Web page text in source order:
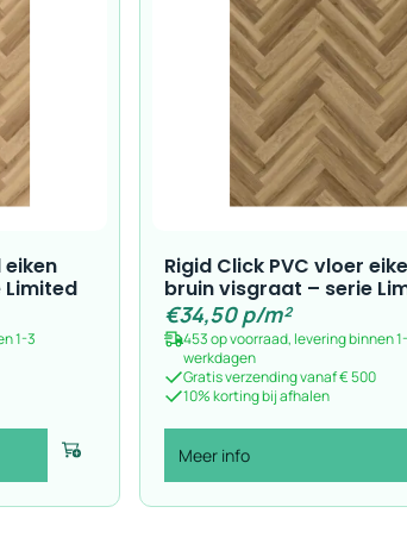
eiken
1-3
Voeg toe
Rigid Click PVC vloer
bruin visgraat – serie
€34,50p/m²
453 op voorraad, levering binnen
werkdagen
Gratis verzending vanaf € 500
10% korting bij afhalen
Meer info